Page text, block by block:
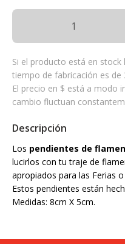
Si el producto está en stock
tiempo de fabricación es de
El precio en $ está a modo
cambio fluctuan
Descripción
Los pendientes de
lucirlos con tu traje de
apropiados para las Ferias
Estos pendientes están
Medidas: 8cm X 5cm.